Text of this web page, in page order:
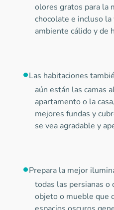
olores gratos para la
chocolate e incluso
ambiente cálido y de
Las habitaciones
aún están las camas
apartamento o la
mejores fundas y
se vea agradable y
Prepara la mejor
todas las persianas
objeto o mueble que